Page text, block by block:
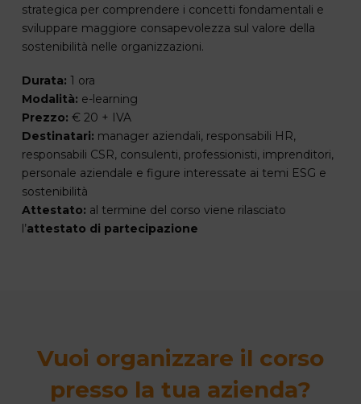
strategica per comprendere i concetti fondamentali e
sviluppare maggiore consapevolezza sul valore della
sostenibilità nelle organizzazioni.
Durata: 1 ora
Modalità: e-learning
Prezzo: € 20 + IVA
Destinatari: manager aziendali, responsabili HR,
responsabili CSR, consulenti, professionisti, imprenditori,
personale aziendale e figure interessate ai temi ESG e
sostenibilità
Attestato: al termine del corso viene rilasciato
l’attestato di partecipazione
Vuoi organizzare il corso
presso la tua azienda?